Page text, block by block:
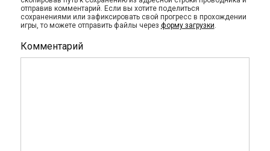
отправив комментарий. Если вы хотите поделиться
сохранениями или зафиксировать свой прогресс в прохождении
игры, то можете отправить файлы через форму загрузки.
Комментарий